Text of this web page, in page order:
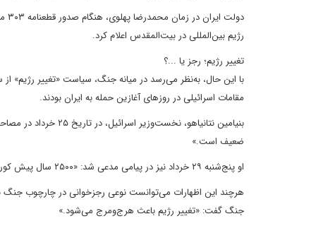
رژیم بین‌المللی در بیت‌المقدس اعلام کرد.
تغییر رژیم؛ رجز یا ...؟
با این حال، به‌نظر می‌رسد در میانه جنگ، سیاست «تغییر رژیم»
مقامات اسرائیلی در روزهای آغازین حمله به ایران بودند.
بنیامین نتانیاهو،
ضعیف است.»
او پنج‌شنبه ۲۹ خرداد نیز در پیامی مدعی شد: «۲۵۰۰ سال پیش کوروش بزرگ قوم یهود را آزاد کرد – اکنون قوم یهود به مردم ایران کمک می‌کند تا خود را آزاد کنند.»
هرچند این اظهارات می‌توانست نوعی رجزخوانی در چارچوب جنگ با
جنگ گفت: «تغییر رژیم باعث هرج‌ومرج می‌شود.»